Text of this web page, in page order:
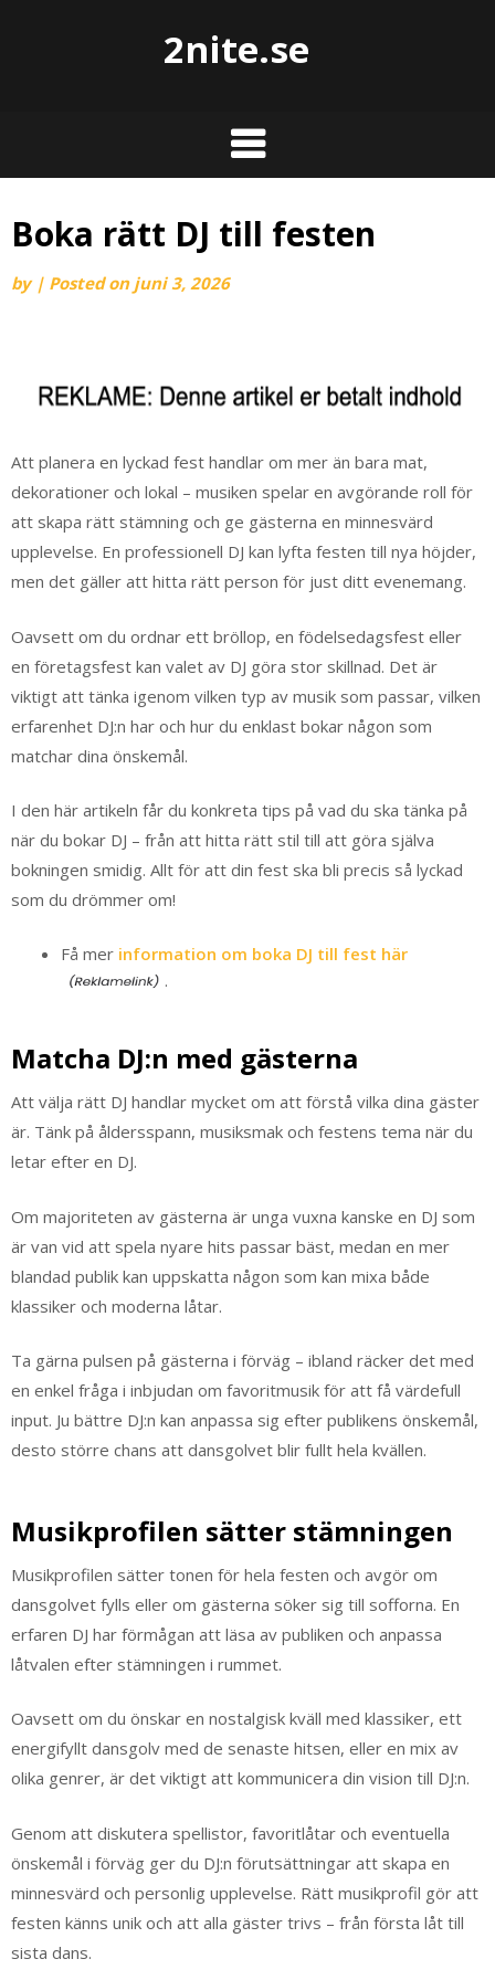
2nite.se
Boka rätt DJ till festen
by | Posted on juni 3, 2026
Att planera en lyckad fest handlar om mer än bara mat,
dekorationer och lokal – musiken spelar en avgörande roll för
att skapa rätt stämning och ge gästerna en minnesvärd
upplevelse. En professionell DJ kan lyfta festen till nya höjder,
men det gäller att hitta rätt person för just ditt evenemang.
Oavsett om du ordnar ett bröllop, en födelsedagsfest eller
en företagsfest kan valet av DJ göra stor skillnad. Det är
viktigt att tänka igenom vilken typ av musik som passar, vilken
erfarenhet DJ:n har och hur du enklast bokar någon som
matchar dina önskemål.
I den här artikeln får du konkreta tips på vad du ska tänka på
när du bokar DJ – från att hitta rätt stil till att göra själva
bokningen smidig. Allt för att din fest ska bli precis så lyckad
som du drömmer om!
Få mer information om boka DJ till fest här
.
Matcha DJ:n med gästerna
Att välja rätt DJ handlar mycket om att förstå vilka dina gäster
är. Tänk på åldersspann, musiksmak och festens tema när du
letar efter en DJ.
Om majoriteten av gästerna är unga vuxna kanske en DJ som
är van vid att spela nyare hits passar bäst, medan en mer
blandad publik kan uppskatta någon som kan mixa både
klassiker och moderna låtar.
Ta gärna pulsen på gästerna i förväg – ibland räcker det med
en enkel fråga i inbjudan om favoritmusik för att få värdefull
input. Ju bättre DJ:n kan anpassa sig efter publikens önskemål,
desto större chans att dansgolvet blir fullt hela kvällen.
Musikprofilen sätter stämningen
Musikprofilen sätter tonen för hela festen och avgör om
dansgolvet fylls eller om gästerna söker sig till sofforna. En
erfaren DJ har förmågan att läsa av publiken och anpassa
låtvalen efter stämningen i rummet.
Oavsett om du önskar en nostalgisk kväll med klassiker, ett
energifyllt dansgolv med de senaste hitsen, eller en mix av
olika genrer, är det viktigt att kommunicera din vision till DJ:n.
Genom att diskutera spellistor, favoritlåtar och eventuella
önskemål i förväg ger du DJ:n förutsättningar att skapa en
minnesvärd och personlig upplevelse. Rätt musikprofil gör att
festen känns unik och att alla gäster trivs – från första låt till
sista dans.